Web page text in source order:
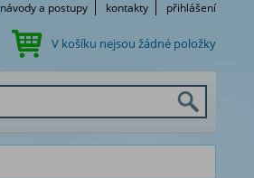
návody a postupy kontakty přihlášení
V košíku nejsou žádné položky